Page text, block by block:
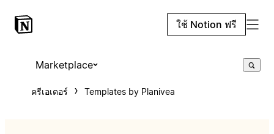
ใช้ Notion ฟรี
Marketplace
ครีเอเตอร์ Templates by Planivea